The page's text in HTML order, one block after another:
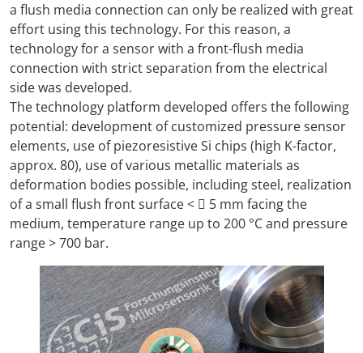
a flush media connection can only be realized with great
effort using this technology. For this reason, a
technology for a sensor with a front-flush media
connection with strict separation from the electrical
side was developed.
The technology platform developed offers the following
potential: development of customized pressure sensor
elements, use of piezoresistive Si chips (high K-factor,
approx. 80), use of various metallic materials as
deformation bodies possible, including steel, realization
of a small flush front surface <  5 mm facing the
medium, temperature range up to 200 °C and pressure
range > 700 bar.
Träger
Download-
Rückblick
Anreise +